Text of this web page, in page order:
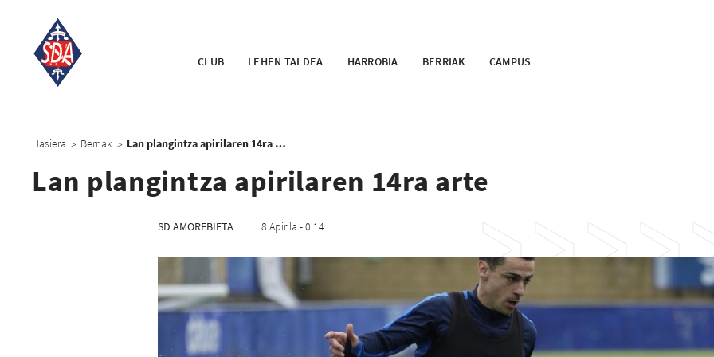
CLUB LEHEN TALDEA HARROBIA BERRIAK CAMPUS
Hasiera > Berriak > Lan plangintza apirilaren 14ra arte
Lan plangintza apirilaren 14ra arte
SD AMOREBIETA 8 Apirila - 0:14